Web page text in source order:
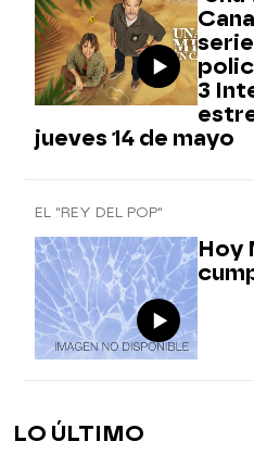
3
jueves 14 de mayo
EL "REY DEL POP"
Hoy
LO ÚLTIMO